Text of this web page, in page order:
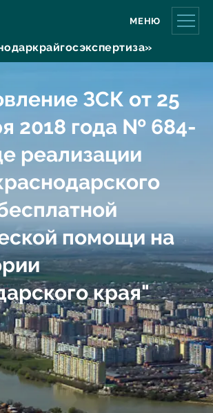
МЕНЮ
ЗСК от 25
2018 года № 684-
реализации
помощи на
края"